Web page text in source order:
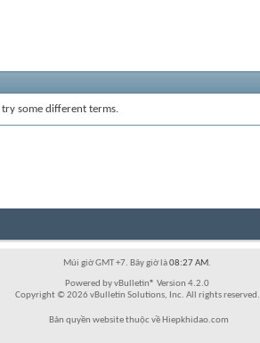
try some different terms.
Múi giờ GMT +7. Bây giờ là08:27 AM.
Powered by vBulletin® Version 4.2.0
Copyright © 2026 vBulletin Solutions, Inc. All rights reserved.
Bản quyền website thuộc về Hiepkhidao.com